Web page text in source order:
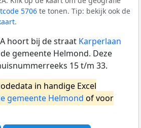
5706 te tonen. Tip: bekijk ook de
.
hoort bij de straat Karperlaan
gemeente Helmond. Deze
15 t/m 33.
in handige Excel
gemeente Helmond of voor